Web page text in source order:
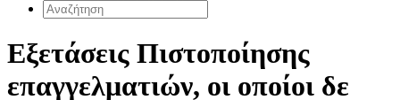
Εξετάσεις Πιστοποίησης
επαγγελματιών, οι οποίοι δε